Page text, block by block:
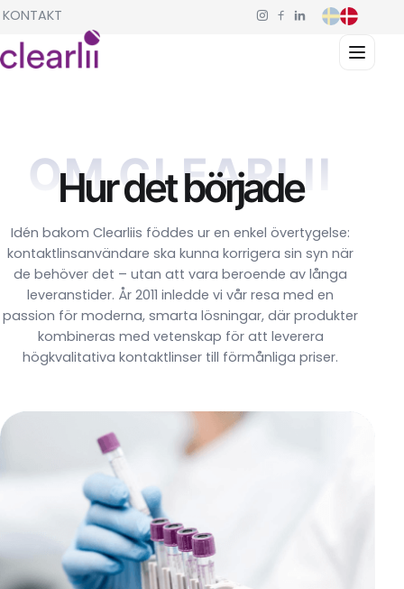
KONTAKT
OM CLEARLII
Hur det började
Idén bakom Clearliis föddes ur en enkel övertygelse:
kontaktlinsanvändare ska kunna korrigera sin syn när
de behöver det – utan att vara beroende av långa
leveranstider. År 2011 inledde vi vår resa med en
passion för moderna, smarta lösningar, där produkter
kombineras med vetenskap för att leverera
högkvalitativa kontaktlinser till förmånliga priser.